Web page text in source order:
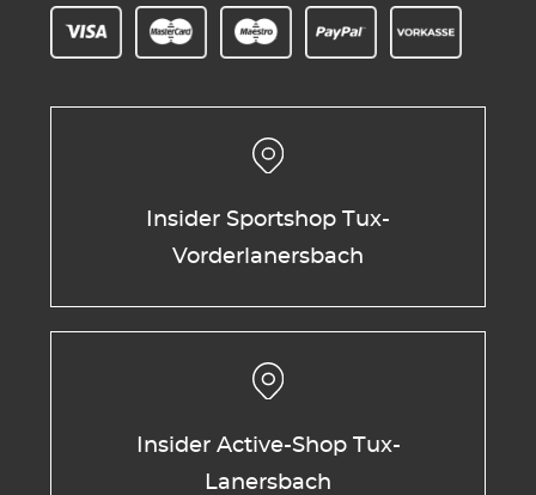
Insider Sportshop Tux-
Vorderlanersbach
Insider Active-Shop Tux-
Lanersbach